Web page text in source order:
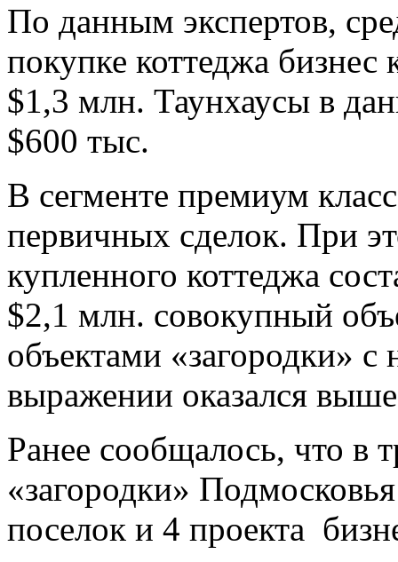
По данным экспертов,
покупке коттеджа бизнес
$1,3 млн. Таунхаусы в
$600 тыс.
В сегменте премиум
первичных сделок. При
купленного коттеджа
$2,1 млн. совокупный
объектами «загородки» с
выражении оказался
Ранее сообщалось, что в
«загородки»
поселок и 4 проекта